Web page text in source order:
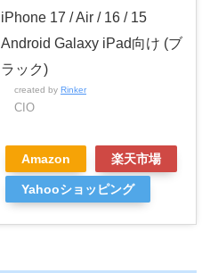
iPhone 17 / Air / 16 / 15
Android Galaxy iPad向け (ブ
ラック)
created by Rinker
CIO
Amazon 楽天市場
Yahooショッピング